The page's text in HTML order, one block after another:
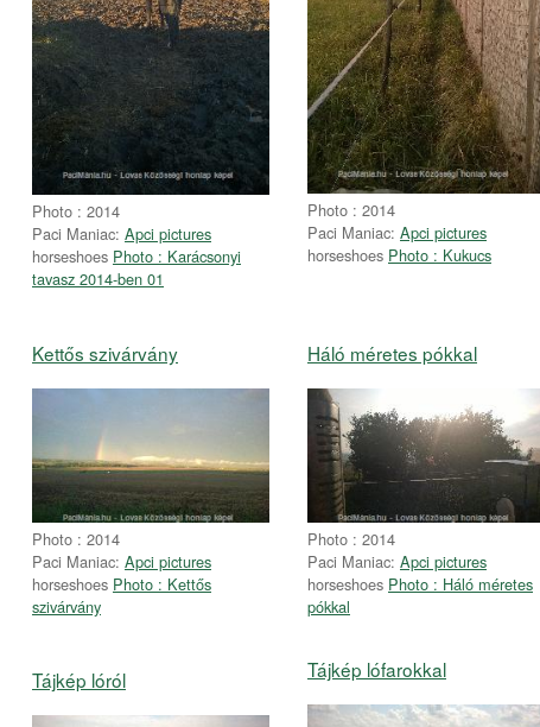
Photo : 2014
Paci Maniac: Apci pictures
horseshoes Photo : Karácsonyi
tavasz 2014-ben 01
Photo : 2014
Paci Maniac: Apci pictures
horseshoes Photo : Kukucs
Kettős szivárvány
Photo : 2014
Paci Maniac: Apci pictures
horseshoes Photo : Kettős
szivárvány
Háló méretes pókkal
Photo : 2014
Paci Maniac: Apci pictures
horseshoes Photo : Háló méretes
pókkal
Tájkép lóról Tájkép lófarokkal